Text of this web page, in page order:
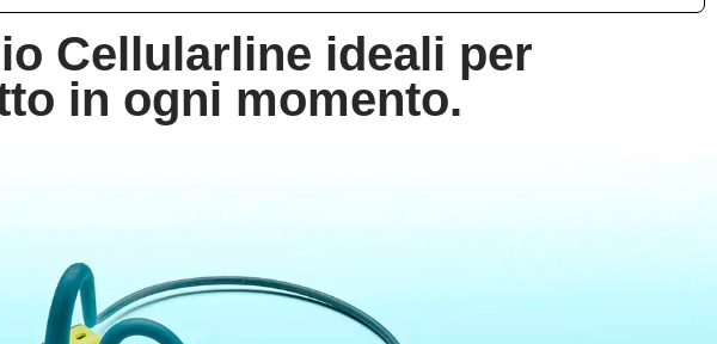
Cellularline ideali per
in ogni momento.